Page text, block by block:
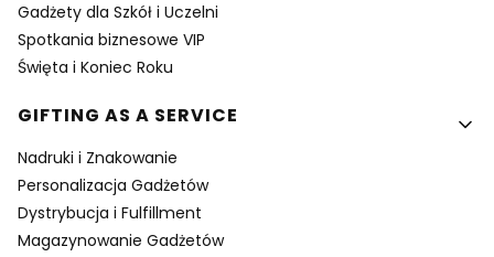
Gadżety dla Szkół i Uczelni
Spotkania biznesowe VIP
Święta i Koniec Roku
GIFTING AS A SERVICE
Nadruki i Znakowanie
Personalizacja Gadżetów
Dystrybucja i Fulfillment
Magazynowanie Gadżetów